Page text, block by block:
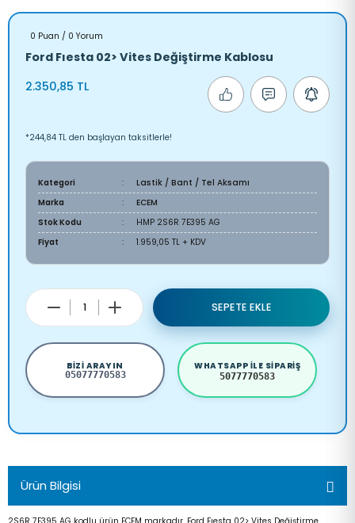
0 Puan / 0 Yorum
Ford Fıesta 02> Vites Değiştirme Kablosu
2.350,85 TL
*244,84 TL den başlayan taksitlerle!
Kategori
Lastik / Bant / Tel Aksamı
Marka
ECEM
Stok Kodu
HMP 2S6R 7E395 AG
Fiyat
1.959,05 TL + KDV
SEPETE EKLE
BIZI ARAYIN
05077770583
WHATSAPP ILE SIPARIŞ
5077770583
Ürün Bilgisi